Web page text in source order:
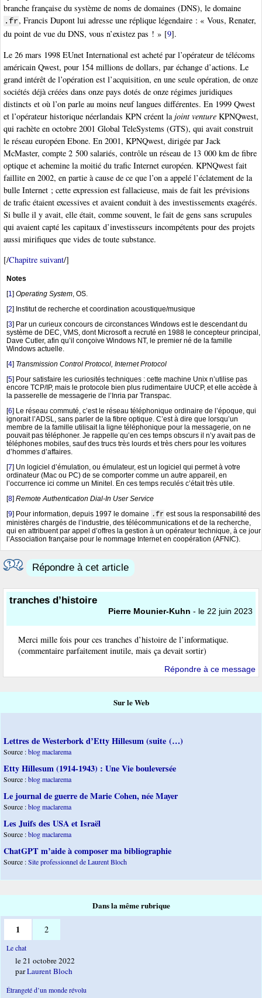
branche française du système de noms de domaines (DNS), le domaine
.fr, Francis Dupont lui adresse une réplique légendaire : « Vous, Renater,
du point de vue du DNS, vous n’existez pas ! » [9].
Le 26 mars 1998 EUnet International est acheté par l’opérateur de télécoms
américain Qwest, pour 154 millions de dollars, par échange d’actions. Le
grand intérêt de l’opération est l’acquisition, en une seule opération, de onze
sociétés déjà créées dans onze pays dotés de onze régimes juridiques
distincts et où l’on parle au moins neuf langues différentes. En 1999 Qwest
et l’opérateur historique néerlandais KPN créent la joint venture KPNQwest,
qui rachète en octobre 2001 Global TeleSystems (GTS), qui avait construit
le réseau européen Ebone. En 2001, KPNQwest, dirigée par Jack
McMaster, compte 2 500 salariés, contrôle un réseau de 13 000 km de fibre
optique et achemine la moitié du trafic Internet européen. KPNQwest fait
faillite en 2002, en partie à cause de ce que l’on a appelé l’éclatement de la
bulle Internet ; cette expression est fallacieuse, mais de fait les prévisions
de trafic étaient excessives et avaient conduit à des investissements exagérés.
Si bulle il y avait, elle était, comme souvent, le fait de gens sans scrupules
qui avaient capté les capitaux d’investisseurs incompétents pour des projets
aussi mirifiques que vides de toute substance.
[/Chapitre suivant/]
Notes
[1 ] Operating System , OS.
[2] Institut de recherche et coordination acoustique/musique
[3] Par un curieux concours de circonstances Windows est le descendant du
système de DEC, VMS, dont Microsoft a recruté en 1988 le concepteur principal,
Dave Cutler, afin qu’il conçoive Windows NT, le premier né de la famille
Windows actuelle.
[4] Transmission Control Protocol, Internet Protocol
[5] Pour satisfaire les curiosités techniques : cette machine Unix n’utilise pas
encore TCP/IP, mais le protocole bien plus rudimentaire UUCP, et elle accède à
la passerelle de messagerie de l’Inria par Transpac.
[6] Le réseau commuté, c’est le réseau téléphonique ordinaire de l’époque, qui
ignorait l’ADSL, sans parler de la fibre optique. C’est à dire que lorsqu’un
membre de la famille utilisait la ligne téléphonique pour la messagerie, on ne
pouvait pas téléphoner. Je rappelle qu’en ces temps obscurs il n’y avait pas de
téléphones mobiles, sauf des trucs très lourds et très chers pour les voitures
d’hommes d’affaires.
[7] Un logiciel d’émulation, ou émulateur, est un logiciel qui permet à votre
ordinateur (Mac ou PC) de se comporter comme un autre appareil, en
l’occurrence ici comme un Minitel. En ces temps reculés c’était très utile.
[8] Remote Authentication Dial-In User Service
[9] Pour information, depuis 1997 le domaine .fr est sous la responsabilité des
ministères chargés de l’industrie, des télécommunications et de la recherche,
qui en attribuent par appel d’offres la gestion à un opérateur technique, à ce jour
l’Association française pour le nommage Internet en coopération (AFNIC).
Répondre à cet article
tranches d’histoire
Pierre Mounier-Kuhn - le 22 juin 2023
Merci mille fois pour ces tranches d’histoire de l’informatique.
(commentaire parfaitement inutile, mais ça devait sortir)
Répondre à ce message
Sur le Web
Lettres de Westerbork d’Etty Hillesum (suite (…)
Source :blog maclarema
Etty Hillesum (1914-1943) : Une Vie bouleversée
Source :blog maclarema
Le journal de guerre de Marie Cohen, née Mayer
Source :blog maclarema
Les Juifs des USA et Israël
Source :blog maclarema
ChatGPT m’aide à composer ma bibliographie
Source :Site professionnel de Laurent Bloch
Dans la même rubrique
1 2
Le chat
le 21 octobre 2022
parLaurent Bloch
Étrangeté d’un monde révolu